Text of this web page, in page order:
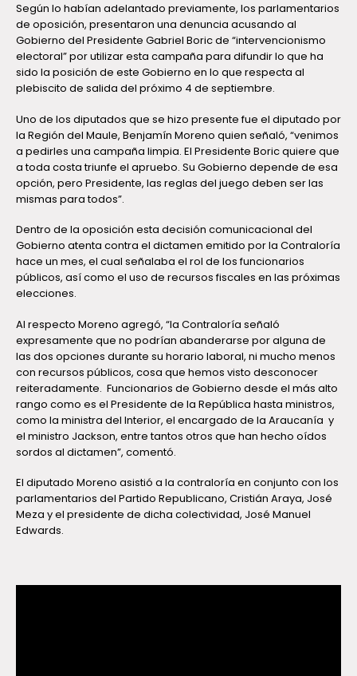
Según lo habían adelantado previamente, los parlamentarios
de oposición, presentaron una denuncia acusando al
Gobierno del Presidente Gabriel Boric de “intervencionismo
electoral” por utilizar esta campaña para difundir lo que ha
sido la posición de este Gobierno en lo que respecta al
plebiscito de salida del próximo 4 de septiembre.
Uno de los diputados que se hizo presente fue el diputado por
la Región del Maule, Benjamín Moreno quien señaló, “venimos
a pedirles una campaña limpia. El Presidente Boric quiere que
a toda costa triunfe el apruebo. Su Gobierno depende de esa
opción, pero Presidente, las reglas del juego deben ser las
mismas para todos”.
Dentro de la oposición esta decisión comunicacional del
Gobierno atenta contra el dictamen emitido por la Contraloría
hace un mes, el cual señalaba el rol de los funcionarios
públicos, así como el uso de recursos fiscales en las próximas
elecciones.
Al respecto Moreno agregó, “la Contraloría señaló
expresamente que no podrían abanderarse por alguna de
las dos opciones durante su horario laboral, ni mucho menos
con recursos públicos, cosa que hemos visto desconocer
reiteradamente. Funcionarios de Gobierno desde el más alto
rango como es el Presidente de la República hasta ministros,
como la ministra del Interior, el encargado de la Araucanía y
el ministro Jackson, entre tantos otros que han hecho oídos
sordos al dictamen”, comentó.
El diputado Moreno asistió a la contraloría en conjunto con los
parlamentarios del Partido Republicano, Cristián Araya, José
Meza y el presidente de dicha colectividad, José Manuel
Edwards.